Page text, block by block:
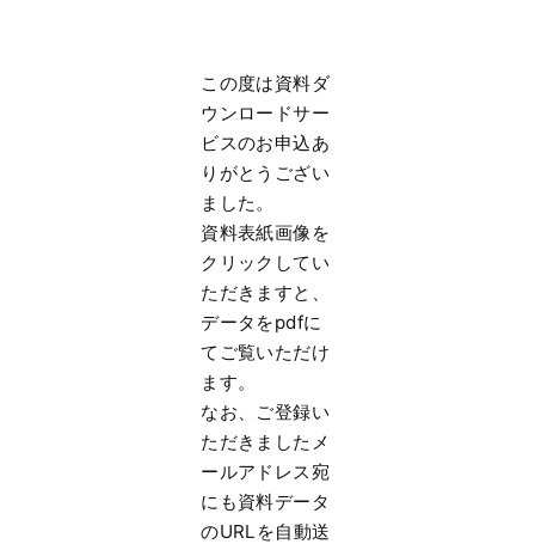
この度は資料ダ
ウンロードサー
ビスのお申込あ
りがとうござい
ました。
資料表紙画像を
クリックしてい
ただきますと、
データをpdfに
てご覧いただけ
ます。
なお、 ご登録い
ただきましたメ
ールアドレス宛
にも資料データ
のURLを自動送